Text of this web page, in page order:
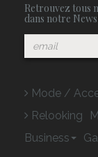
Retrouvez tous
dans notre
Mode /
Relooking
Business